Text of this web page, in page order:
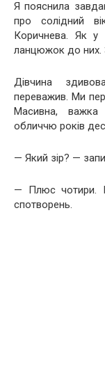
Я пояснила
про солідний
Коричнева. Як у
ланцюжок до них.
Дівчина
переважив. Ми
Масивна,
обличчю років
— Який зір? —
— Плюс чотири.
спотворень.